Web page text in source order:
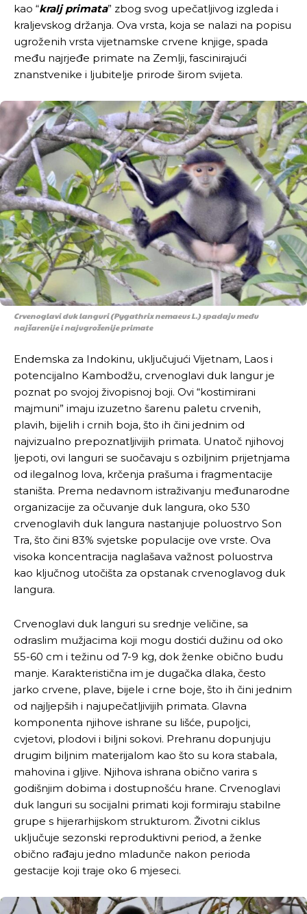
kao “kralj primata” zbog svog upečatljivog izgleda i
kraljevskog držanja. Ova vrsta, koja se nalazi na popisu
ugroženih vrsta vijetnamske crvene knjige, spada
među najrjeđe primate na Zemlji, fascinirajući
znanstvenike i ljubitelje prirode širom svijeta.
Crvenoglavi duk languri (Pygathrix nemaeus L.) spadaju među
najšarenije i najugroženije primate
Endemska za Indokinu, uključujući Vijetnam, Laos i
potencijalno Kambodžu, crvenoglavi duk langur je
poznat po svojoj živopisnoj boji. Ovi “kostimirani
majmuni” imaju izuzetno šarenu paletu crvenih,
plavih, bijelih i crnih boja, što ih čini jednim od
najvizualno prepoznatljivijih primata. Unatoč njihovoj
ljepoti, ovi languri se suočavaju s ozbiljnim prijetnjama
od ilegalnog lova, krčenja prašuma i fragmentacije
staništa. Prema nedavnom istraživanju međunarodne
organizacije za očuvanje duk langura, oko 530
crvenoglavih duk langura nastanjuje poluostrvo Son
Tra, što čini 83% svjetske populacije ove vrste. Ova
visoka koncentracija naglašava važnost poluostrva
kao ključnog utočišta za opstanak crvenoglavog duk
langura.
Crvenoglavi duk languri su srednje veličine, sa
odraslim mužjacima koji mogu dostići dužinu od oko
55-60 cm i težinu od 7-9 kg, dok ženke obično budu
manje. Karakteristična im je dugačka dlaka, često
jarko crvene, plave, bijele i crne boje, što ih čini jednim
od najljepših i najupečatljivijih primata. Glavna
komponenta njihove ishrane su lišće, pupoljci,
cvjetovi, plodovi i biljni sokovi. Prehranu dopunjuju
drugim biljnim materijalom kao što su kora stabala,
mahovina i gljive. Njihova ishrana obično varira s
godišnjim dobima i dostupnošću hrane. Crvenoglavi
duk languri su socijalni primati koji formiraju stabilne
grupe s hijerarhijskom strukturom. Životni ciklus
uključuje sezonski reproduktivni period, a ženke
obično rađaju jedno mladunče nakon perioda
gestacije koji traje oko 6 mjeseci.